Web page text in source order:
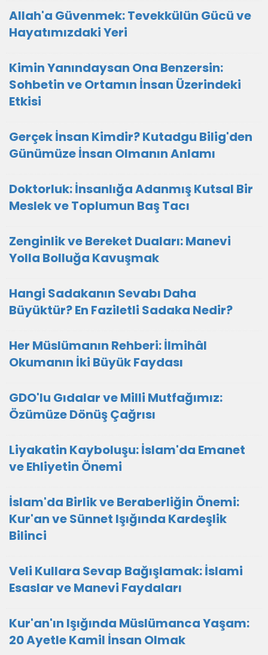
Allah'a Güvenmek: Tevekkülün Gücü ve
Hayatımızdaki Yeri
Kimin Yanındaysan Ona Benzersin:
Sohbetin ve Ortamın İnsan Üzerindeki
Etkisi
Gerçek İnsan Kimdir? Kutadgu Bilig'den
Günümüze İnsan Olmanın Anlamı
Doktorluk: İnsanlığa Adanmış Kutsal Bir
Meslek ve Toplumun Baş Tacı
Zenginlik ve Bereket Duaları: Manevi
Yolla Bolluğa Kavuşmak
Hangi Sadakanın Sevabı Daha
Büyüktür? En Faziletli Sadaka Nedir?
Her Müslümanın Rehberi: İlmihâl
Okumanın İki Büyük Faydası
GDO'lu Gıdalar ve Milli Mutfağımız:
Özümüze Dönüş Çağrısı
Liyakatin Kayboluşu: İslam'da Emanet
ve Ehliyetin Önemi
İslam'da Birlik ve Beraberliğin Önemi:
Kur'an ve Sünnet Işığında Kardeşlik
Bilinci
Veli Kullara Sevap Bağışlamak: İslami
Esaslar ve Manevi Faydaları
Kur'an'ın Işığında Müslümanca Yaşam:
20 Ayetle Kamil İnsan Olmak